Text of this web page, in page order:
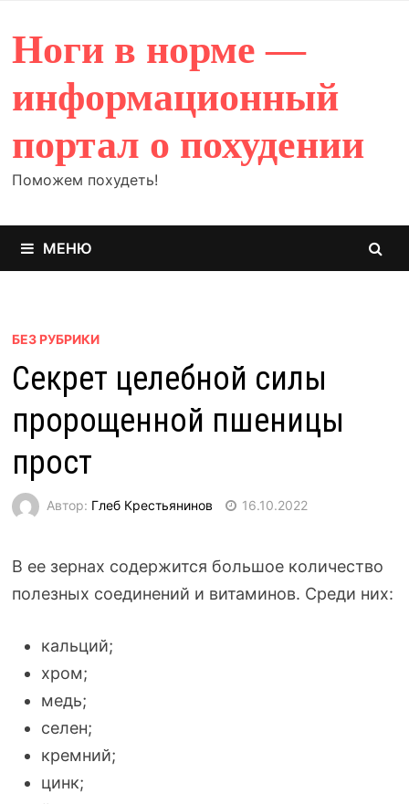
содержимому
Ноги в норме —
информационный
портал о похудении
Поможем похудеть!
МЕНЮ
БЕЗ РУБРИКИ
Секрет целебной силы
пророщенной пшеницы
прост
Автор: Глеб Крестьянинов 16.10.2022
В ее зернах содержится большое количество
полезных соединений и витаминов. Среди них:
кальций;
хром;
медь;
селен;
кремний;
цинк;